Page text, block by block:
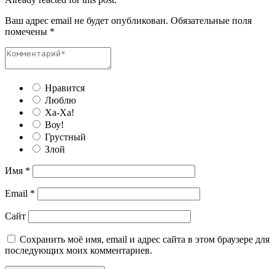
Ваш адрес email не будет опубликован. Обязательные поля
помечены *
Нравится
Люблю
Ха-Ха!
Воу!
Грустный
Злой
Имя *
Email *
Сайт
Сохранить моё имя, email и адрес сайта в этом браузере для
последующих моих комментариев.